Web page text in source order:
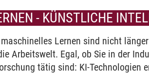
- KÜNSTLICHE
Lernen sind nicht
Arbeitswelt. Egal, ob Sie in der
tätig sind: KI-Technologien